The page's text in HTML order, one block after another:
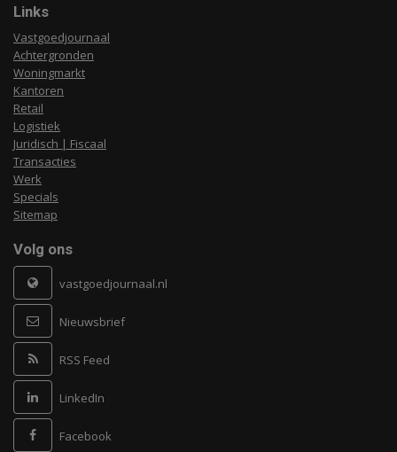
Links
Vastgoedjournaal
Achtergronden
Woningmarkt
Kantoren
Retail
Logistiek
Juridisch | Fiscaal
Transacties
Werk
Specials
Sitemap
Volg ons
vastgoedjournaal.nl
Nieuwsbrief
RSS Feed
LinkedIn
Facebook